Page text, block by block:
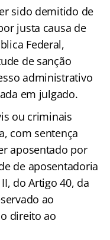
sido demitido de
justa causa de
Federal,
de sanção
administrativo
em julgado.
ou criminais
com sentença
aposentado por
de aposentadoria
do Artigo 40, da
ao
direito ao